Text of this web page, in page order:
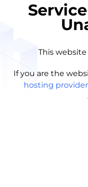
This
If you are the
hosting provider